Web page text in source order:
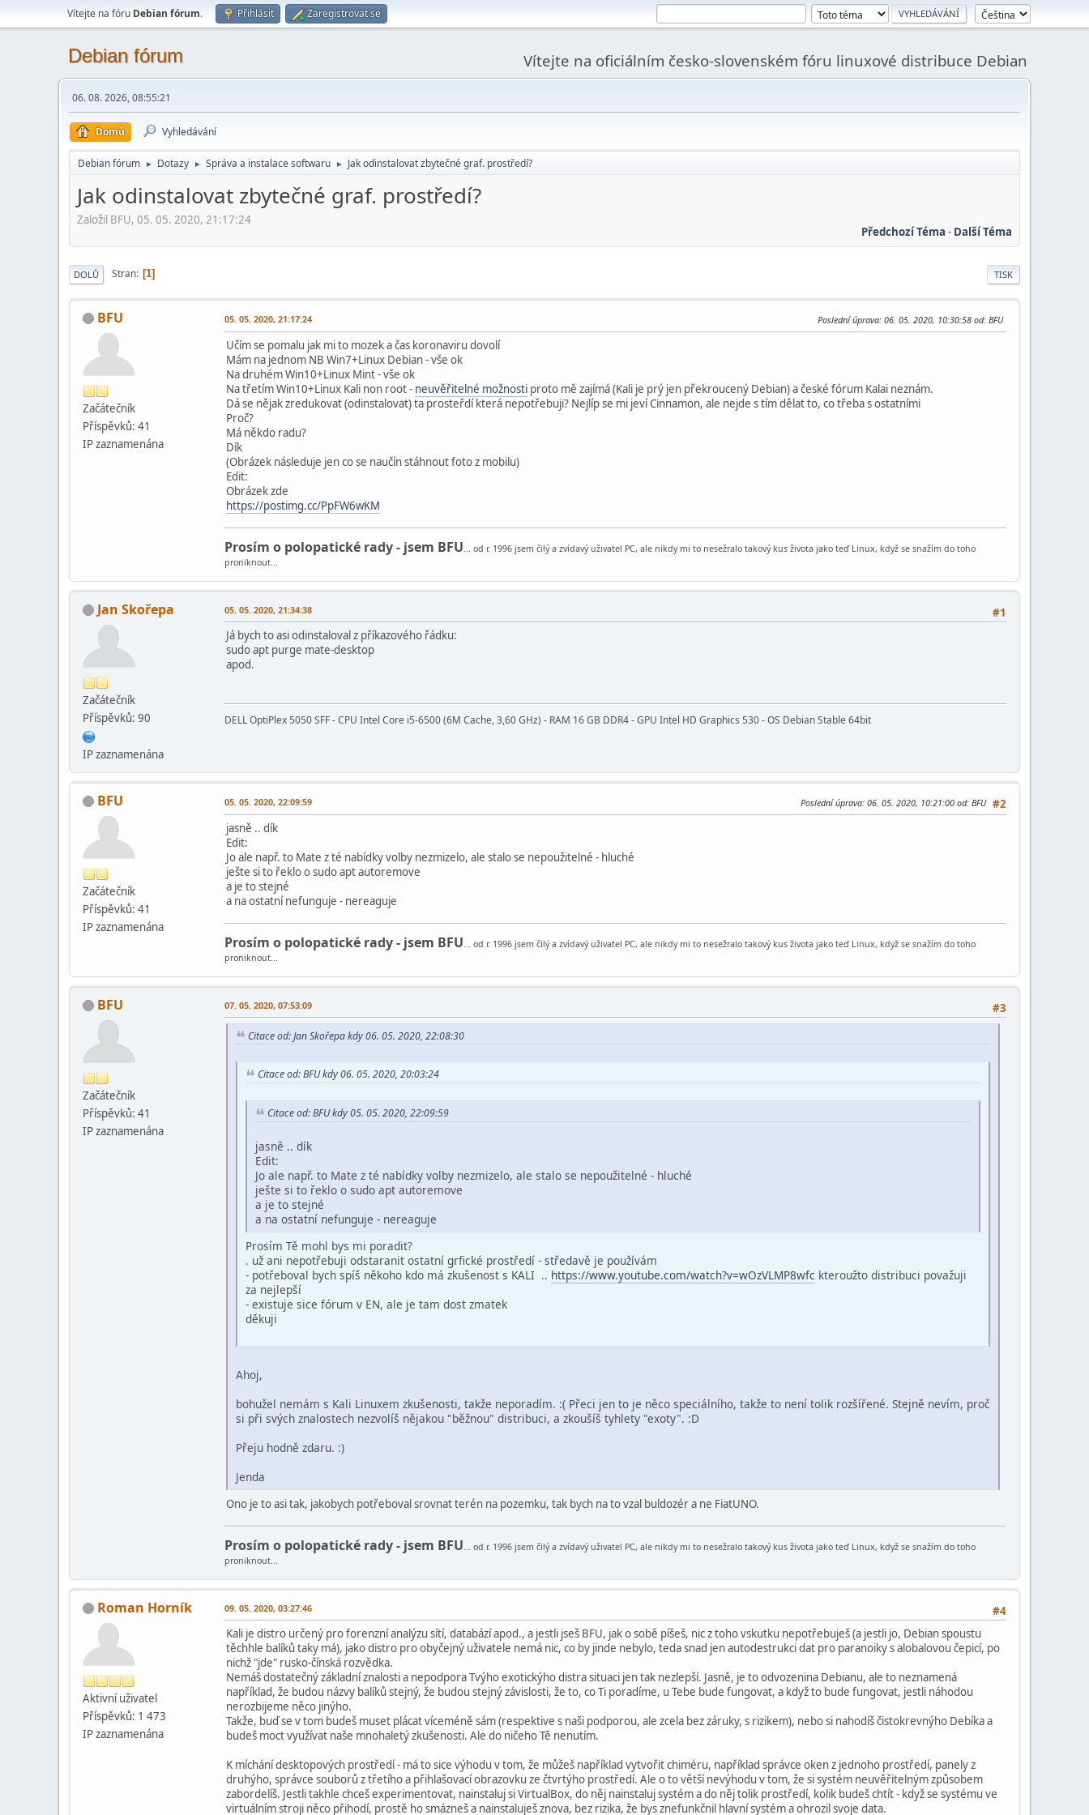
Vítejte na fóru Debian fórum. Přihlásit Zaregistrovat se
Debian fórum Vítejte na oficiálním česko-slovenském fóru linuxové distribuce Debian
06. 08. 2026, 08:55:21
Domů Vyhledávání
Debian fórum ► Dotazy ► Správa a instalace softwaru ► Jak odinstalovat zbytečné graf. prostředí?
Jak odinstalovat zbytečné graf. prostředí?
Založil BFU, 05. 05. 2020, 21:17:24
Předchozí Téma - Další Téma
TISK
DOLŮ Stran 1
BFU
Začátečník
Příspěvků: 41
IP zaznamenána
05. 05. 2020, 21:17:24 Poslední úprava: 06. 05. 2020, 10:30:58 od: BFU
Učím se pomalu jak mi to mozek a čas koronaviru dovolí
Mám na jednom NB Win7+Linux Debian - vše ok
Na druhém Win10+Linux Mint - vše ok
Na třetím Win10+Linux Kali non root - neuvěřitelné možnosti proto mě zajímá (Kali je prý jen překroucený Debian) a české fórum Kalai neznám.
Dá se nějak zredukovat (odinstalovat) ta prosteřdí která nepotřebuji? Nejlíp se mi jeví Cinnamon, ale nejde s tím dělat to, co třeba s ostatními
Proč?
Má někdo radu?
Dík
(Obrázek následuje jen co se naučín stáhnout foto z mobilu)
Edit:
Obrázek zde
https://postimg.cc/PpFW6wKM
Prosím o polopatické rady - jsem BFU ... od r. 1996 jsem čilý a zvídavý uživatel PC, ale nikdy mi to nesežralo takový kus života jako teď Linux, když se snažím do toho
proniknout...
Jan Skořepa
Začátečník
Příspěvků: 90
IP zaznamenána
#1
05. 05. 2020, 21:34:38
Já bych to asi odinstaloval z příkazového řádku:
sudo apt purge mate-desktop
apod.
DELL OptiPlex 5050 SFF - CPU Intel Core i5-6500 (6M Cache, 3,60 GHz) - RAM 16 GB DDR4 - GPU Intel HD Graphics 530 - OS Debian Stable 64bit
BFU
Začátečník
Příspěvků: 41
IP zaznamenána
#2
05. 05. 2020, 22:09:59 Poslední úprava: 06. 05. 2020, 10:21:00 od: BFU
jasně .. dík
Edit:
Jo ale např. to Mate z té nabídky volby nezmizelo, ale stalo se nepoužitelné - hluché
ješte si to řeklo o sudo apt autoremove
a je to stejné
a na ostatní nefunguje - nereaguje
Prosím o polopatické rady - jsem BFU ... od r. 1996 jsem čilý a zvídavý uživatel PC, ale nikdy mi to nesežralo takový kus života jako teď Linux, když se snažím do toho
proniknout...
BFU
Začátečník
Příspěvků: 41
IP zaznamenána
#3
07. 05. 2020, 07:53:09
Citace od: Jan Skořepa kdy 06. 05. 2020, 22:08:30
Citace od: BFU kdy 06. 05. 2020, 20:03:24
Citace od: BFU kdy 05. 05. 2020, 22:09:59
jasně .. dík
Edit:
Jo ale např. to Mate z té nabídky volby nezmizelo, ale stalo se nepoužitelné - hluché
ješte si to řeklo o sudo apt autoremove
a je to stejné
a na ostatní nefunguje - nereaguje
Prosím Tě mohl bys mi poradit?
. už ani nepotřebuji odstaranit ostatní grfické prostředí - středavě je používám
- potřeboval bych spíš někoho kdo má zkušenost s KALI .. https://www.youtube.com/watch?v=wOzVLMP8wfc kteroužto distribuci považuji
za nejlepší
- existuje sice fórum v EN, ale je tam dost zmatek
děkuji
Ahoj,
bohužel nemám s Kali Linuxem zkušenosti, takže neporadím. :( Přeci jen to je něco speciálního, takže to není tolik rozšířené. Stejně nevím, proč
si při svých znalostech nezvolíš nějakou "běžnou" distribuci, a zkoušíš tyhlety "exoty". :D
Přeju hodně zdaru. :)
Jenda
Ono je to asi tak, jakobych potřeboval srovnat terén na pozemku, tak bych na to vzal buldozér a ne FiatUNO.
Prosím o polopatické rady - jsem BFU ... od r. 1996 jsem čilý a zvídavý uživatel PC, ale nikdy mi to nesežralo takový kus života jako teď Linux, když se snažím do toho
proniknout...
Roman Horník
Aktivní­ uživatel
Příspěvků: 1 473
IP zaznamenána
#4
09. 05. 2020, 03:27:46
Kali je distro určený pro forenzní analýzu sítí, databází apod., a jestli jseš BFU, jak o sobě píšeš, nic z toho vskutku nepotřebuješ (a jestli jo, Debian spoustu
těchhle balíků taky má), jako distro pro obyčejný uživatele nemá nic, co by jinde nebylo, teda snad jen autodestrukci dat pro paranoiky s alobalovou čepicí, po
nichž "jde" rusko-čínská rozvědka.
Nemáš dostatečný základní znalosti a nepodpora Tvýho exotickýho distra situaci jen tak nezlepší. Jasně, je to odvozenina Debianu, ale to neznamená
například, že budou názvy balíků stejný, že budou stejný závislosti, že to, co Ti poradíme, u Tebe bude fungovat, a když to bude fungovat, jestli náhodou
nerozbijeme něco jinýho.
Takže, buď se v tom budeš muset plácat víceméně sám (respektive s naši podporou, ale zcela bez záruky, s rizikem), nebo si nahodíš čistokrevnýho Debíka a
budeš moct využívat naše mnohaletý zkušenosti. Ale do ničeho Tě nenutím.
K míchání desktopových prostředí - má to sice výhodu v tom, že můžeš například vytvořit chiméru, například správce oken z jednoho prostředí, panely z
druhýho, správce souborů z třetího a přihlašovací obrazovku ze čtvrtýho prostředí. Ale o to větší nevýhodu v tom, že si systém neuvěřitelným způsobem
zabordelíš. Jestli takhle chceš experimentovat, nainstaluj si VirtualBox, do něj nainstaluj systém a do něj tolik prostředí, kolik budeš chtít - když se systému ve
virtuálním stroji něco přihodí, prostě ho smázneš a nainstaluješ znova, bez rizika, že bys znefunkčnil hlavní systém a ohrozil svoje data.